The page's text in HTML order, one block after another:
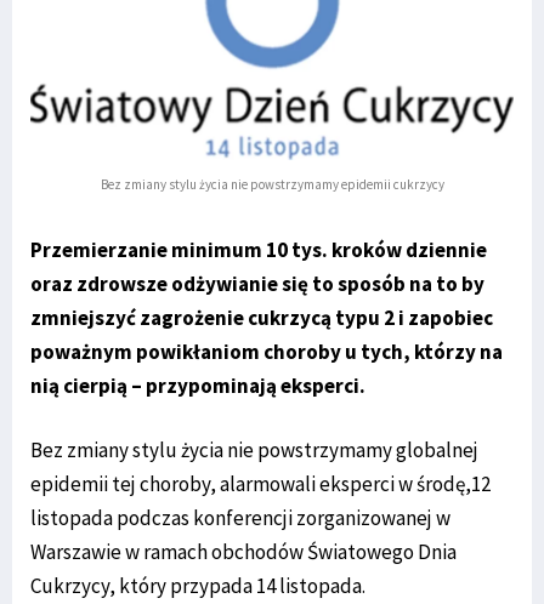
Bez zmiany stylu życia nie powstrzymamy epidemii cukrzycy
Przemierzanie minimum 10 tys. kroków dziennie
oraz zdrowsze odżywianie się to sposób na to by
zmniejszyć zagrożenie cukrzycą typu 2 i zapobiec
poważnym powikłaniom choroby u tych, którzy na
nią cierpią – przypominają eksperci.
Bez zmiany stylu życia nie powstrzymamy globalnej
epidemii tej choroby, alarmowali eksperci w środę,12
listopada podczas konferencji zorganizowanej w
Warszawie w ramach obchodów Światowego Dnia
Cukrzycy, który przypada 14 listopada.